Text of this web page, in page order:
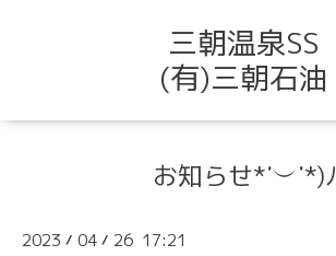
三朝温泉SS
(有)三朝石油
お知らせ*˙︶˙*)ﾉ
2023 / 04 / 26 17:21